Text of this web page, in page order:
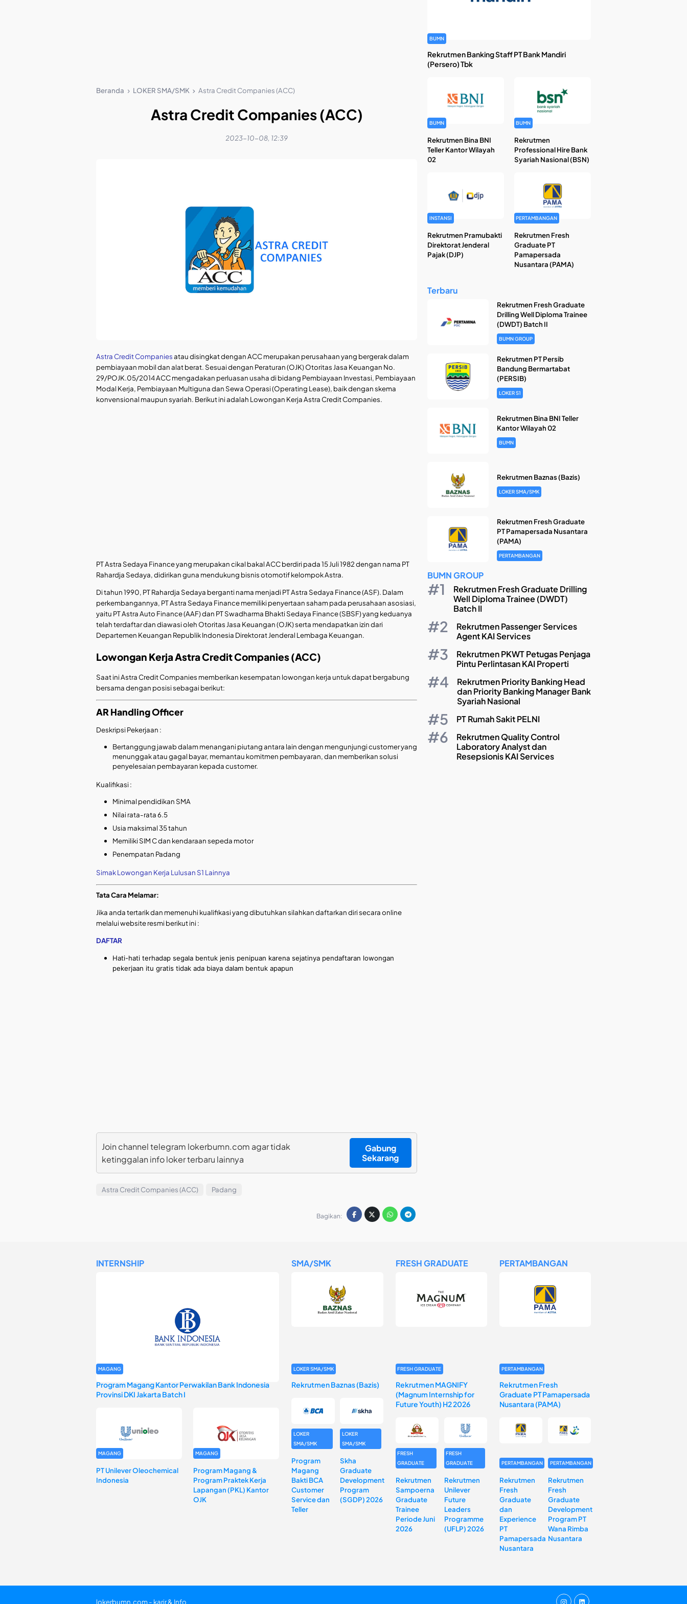
Beranda LOKER SMA/SMK Astra Credit Companies (ACC)
Astra Credit Companies (ACC)
2023-10-08, 12:39
Astra Credit Companiesatau disingkat dengan ACC merupakan perusahaan yang bergerak dalam
pembiayaan mobil dan alat berat. Sesuai dengan Peraturan (OJK) Otoritas Jasa Keuangan No.
29/POJK.05/2014 ACC mengadakan perluasan usaha di bidang Pembiayaan Investasi, Pembiayaan
Modal Kerja, Pembiayaan Multiguna dan Sewa Operasi (Operating Lease), baik dengan skema
konvensional maupun syariah. Berikut ini adalah Lowongan Kerja Astra Credit Companies.
PT Astra Sedaya Finance yang merupakan cikal bakal ACC berdiri pada 15 Juli 1982 dengan nama PT
Rahardja Sedaya, didirikan guna mendukung bisnis otomotif kelompok Astra.
Di tahun 1990, PT Rahardja Sedaya berganti nama menjadi PT Astra Sedaya Finance (ASF). Dalam
perkembangannya, PT Astra Sedaya Finance memiliki penyertaan saham pada perusahaan asosiasi,
yaitu PT Astra Auto Finance (AAF) dan PT Swadharma Bhakti Sedaya Finance (SBSF) yang keduanya
telah terdaftar dan diawasi oleh Otoritas Jasa Keuangan (OJK) serta mendapatkan izin dari
Departemen Keuangan Republik Indonesia Direktorat Jenderal Lembaga Keuangan.
Lowongan Kerja Astra Credit Companies (ACC)
Saat ini Astra Credit Companies memberikan kesempatan lowongan kerja untuk dapat bergabung
bersama dengan posisi sebagai berikut:
AR Handling Officer
Deskripsi Pekerjaan :
Bertanggung jawab dalam menangani piutang antara lain dengan mengunjungi customer yang
menunggak atau gagal bayar, memantau komitmen pembayaran, dan memberikan solusi
penyelesaian pembayaran kepada customer.
Kualifikasi :
Minimal pendidikan SMA
Nilai rata-rata 6.5
Usia maksimal 35 tahun
Memiliki SIM C dan kendaraan sepeda motor
Penempatan Padang
Simak Lowongan Kerja Lulusan S1 Lainnya
Tata Cara Melamar:
Jika anda tertarik dan memenuhi kualifikasi yang dibutuhkan silahkan daftarkan diri secara online
melalui website resmi berikut ini :
DAFTAR
Hati-hati terhadap segala bentuk jenis penipuan karena sejatinya pendaftaran lowongan
pekerjaan itu gratis tidak ada biaya dalam bentuk apapun
Join channel telegram lokerbumn.com agar tidak
ketinggalan info loker terbaru lainnya
Gabung
Sekarang
Astra Credit Companies (ACC) Padang
Bagikan:
BUMN
Rekrutmen Banking Staff PT Bank Mandiri
(Persero) Tbk
BUMN
Rekrutmen Bina BNI
Teller Kantor Wilayah
02
BUMN
Rekrutmen
Professional Hire Bank
Syariah Nasional (BSN)
INSTANSI
Rekrutmen Pramubakti
Direktorat Jenderal
Pajak (DJP)
PERTAMBANGAN
Rekrutmen Fresh
Graduate PT
Pamapersada
Nusantara (PAMA)
Terbaru
Rekrutmen Fresh Graduate
Drilling Well Diploma Trainee
(DWDT) Batch II
BUMN GROUP
Rekrutmen PT Persib
Bandung Bermartabat
(PERSIB)
LOKER S1
Rekrutmen Bina BNI Teller
Kantor Wilayah 02
BUMN
Rekrutmen Baznas (Bazis)
LOKER SMA/SMK
Rekrutmen Fresh Graduate
PT Pamapersada Nusantara
(PAMA)
PERTAMBANGAN
BUMN GROUP
Rekrutmen Fresh Graduate Drilling
Well Diploma Trainee (DWDT)
Batch II
Rekrutmen Passenger Services
Agent KAI Services
Rekrutmen PKWT Petugas Penjaga
Pintu Perlintasan KAI Properti
Rekrutmen Priority Banking Head
dan Priority Banking Manager Bank
Syariah Nasional
PT Rumah Sakit PELNI
Rekrutmen Quality Control
Laboratory Analyst dan
Resepsionis KAI Services
INTERNSHIP
MAGANG
Program Magang Kantor Perwakilan Bank Indonesia
Provinsi DKI Jakarta Batch I
MAGANG
PT Unilever Oleochemical
Indonesia
MAGANG
Program Magang &
Program Praktek Kerja
Lapangan (PKL) Kantor
OJK
SMA/SMK
LOKER SMA/SMK
Rekrutmen Baznas (Bazis)
LOKER
SMA/SMK
Program
Magang
Bakti BCA
Customer
Service dan
Teller
LOKER
SMA/SMK
Skha
Graduate
Development
Program
(SGDP) 2026
FRESH GRADUATE
FRESH GRADUATE
Rekrutmen MAGNIFY
(Magnum Internship for
Future Youth) H2 2026
FRESH
GRADUATE
Rekrutmen
Sampoerna
Graduate
Trainee
Periode Juni
2026
FRESH
GRADUATE
Rekrutmen
Unilever
Future
Leaders
Programme
(UFLP) 2026
PERTAMBANGAN
PERTAMBANGAN
Rekrutmen Fresh
Graduate PT Pamapersada
Nusantara (PAMA)
PERTAMBANGAN
Rekrutmen
Fresh
Graduate
dan
Experience
PT
Pamapersada
Nusantara
PERTAMBANGAN
Rekrutmen
Fresh
Graduate
Development
Program PT
Wana Rimba
Nusantara
lokerbumn.com - karir & Info